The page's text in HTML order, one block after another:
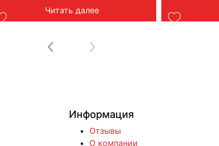
Читать далее
Информация
Отзывы
О компании